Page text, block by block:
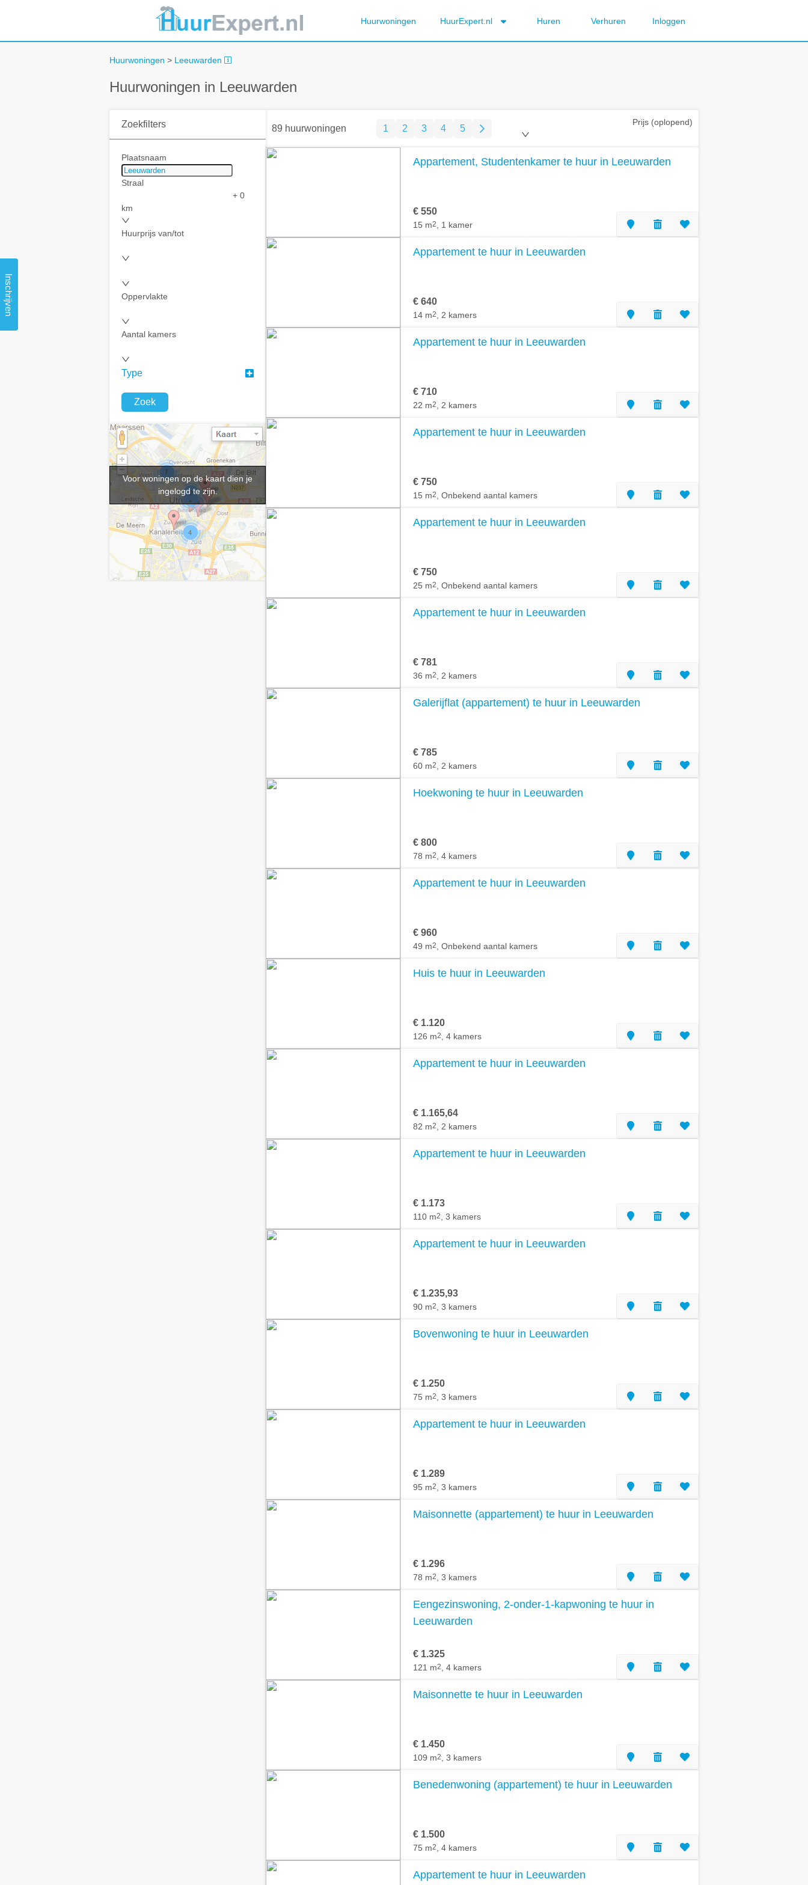
Huurwoningen HuurExpert.nl Huren Verhuren Inloggen
Huurwoningen > Leeuwarden
Huurwoningen in Leeuwarden
Zoekfilters
Plaatsnaam
Straal
+ 0
km
Huurprijs van/tot
Oppervlakte
Aantal kamers
Type
Zoek
Voor woningen op de kaart dien je
ingelogd te zijn.
89 huurwoningen 1 2 3 4 5
Prijs (oplopend)
Appartement, Studentenkamer te huur in Leeuwarden
€ 550
15 m2 , 1 kamer
Appartement te huur in Leeuwarden
€ 640
14 m2 , 2 kamers
Appartement te huur in Leeuwarden
€ 710
22 m2 , 2 kamers
Appartement te huur in Leeuwarden
€ 750
15 m2 , Onbekend aantal kamers
Appartement te huur in Leeuwarden
€ 750
25 m2 , Onbekend aantal kamers
Appartement te huur in Leeuwarden
€ 781
36 m2 , 2 kamers
Galerijflat (appartement) te huur in Leeuwarden
€ 785
60 m2 , 2 kamers
Hoekwoning te huur in Leeuwarden
€ 800
78 m2 , 4 kamers
Appartement te huur in Leeuwarden
€ 960
49 m2 , Onbekend aantal kamers
Huis te huur in Leeuwarden
€ 1.120
126 m2 , 4 kamers
Appartement te huur in Leeuwarden
€ 1.165,64
82 m2 , 2 kamers
Appartement te huur in Leeuwarden
€ 1.173
110 m2 , 3 kamers
Appartement te huur in Leeuwarden
€ 1.235,93
90 m2 , 3 kamers
Bovenwoning te huur in Leeuwarden
€ 1.250
75 m2 , 3 kamers
Appartement te huur in Leeuwarden
€ 1.289
95 m2 , 3 kamers
Maisonnette (appartement) te huur in Leeuwarden
€ 1.296
78 m2 , 3 kamers
Eengezinswoning, 2-onder-1-kapwoning te huur in
Leeuwarden
€ 1.325
121 m2 , 4 kamers
Maisonnette te huur in Leeuwarden
€ 1.450
109 m2 , 3 kamers
Benedenwoning (appartement) te huur in Leeuwarden
€ 1.500
75 m2 , 4 kamers
Appartement te huur in Leeuwarden
Inschrijven